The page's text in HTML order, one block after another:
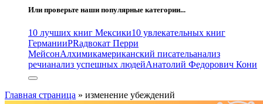
Или проверьте наши популярные категории...
10 лучших книг Мексики10 увлекательных книг
ГерманииPRадвокат Перри
МейсонАлхимикамериканский писательанализ
речианализ успешных людейАнатолий Федорович Кони
Главная страница » изменение убеждений